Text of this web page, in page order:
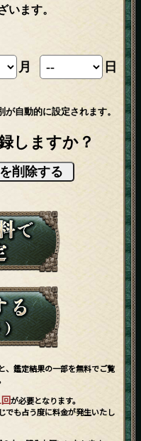
います。
月
日
自動的に設定されます。
しますか？
、鑑定結果の一部を無料でご覧
が必要となります。
でも占う度に料金が発生いたし